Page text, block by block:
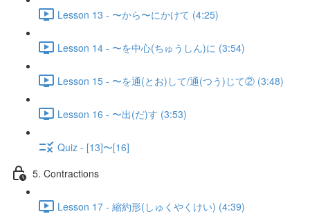
Lesson 13 - 〜から〜にかけて (4:25)
Lesson 14 - 〜を中心(ちゅうしん)に (3:54)
Lesson 15 - 〜を通(とお)して/通(つう)じて② (3:48)
Lesson 16 - 〜出(だ)す (3:53)
Quiz - [13]〜[16]
5. Contractions
Lesson 17 - 縮約形(しゅくやくけい) (4:39)